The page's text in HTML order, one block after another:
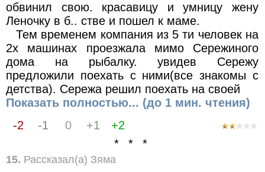
обвинил свою. красавицу и умницу жену
Леночку в б.. стве и пошел к маме.
Тем временем компания из 5 ти человек на
2х машинах проезжала мимо Сережиного
дома на рыбалку. увидев Сережу
предложили поехать с ними(все знакомы с
детства). Сережа решил поехать на своей
Показать полностью... (до 1 мин. чтения)
-2
-1 0 +1
+2
* * *
15. Рассказал(а) Зяма